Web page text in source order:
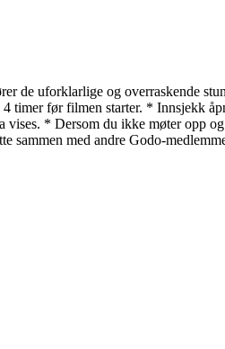
de uforklarlige og overraskende
før filmen starter. * Innsjekk
* Dersom du ikke møter opp
sammen med andre Godo-